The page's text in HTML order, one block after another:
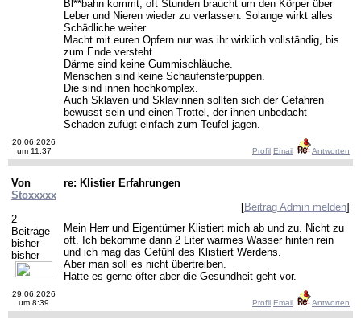
Bl**bahn kommt, oft Stunden braucht um den Körper über
Leber und Nieren wieder zu verlassen. Solange wirkt alles
Schädliche weiter.
Macht mit euren Opfern nur was ihr wirklich vollständig, bis
zum Ende versteht.
Därme sind keine Gummischläuche.
Menschen sind keine Schaufensterpuppen.
Die sind innen hochkomplex.
Auch Sklaven und Sklavinnen sollten sich der Gefahren
bewusst sein und einen Trottel, der ihnen unbedacht
Schaden zufügt einfach zum Teufel jagen.
20.06.2026
um 11:37
Profil Email Antworten
Von
Stoxxxxx
2
Beiträge
bisher
bisher
re: Klistier Erfahrungen
[Beitrag Admin melden]
Mein Herr und Eigentümer Klistiert mich ab und zu. Nicht zu
oft. Ich bekomme dann 2 Liter warmes Wasser hinten rein
und ich mag das Gefühl des Klistiert Werdens.
Aber man soll es nicht übertreiben.
Hätte es gerne öfter aber die Gesundheit geht vor.
29.06.2026
um 8:39
Profil Email Antworten